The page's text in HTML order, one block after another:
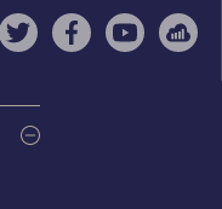
TwitterFacebook
YouTube